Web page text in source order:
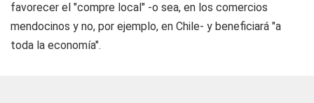
favorecer el "compre local" -o sea, en los comercios
mendocinos y no, por ejemplo, en Chile- y beneficiará "a
toda la economía".